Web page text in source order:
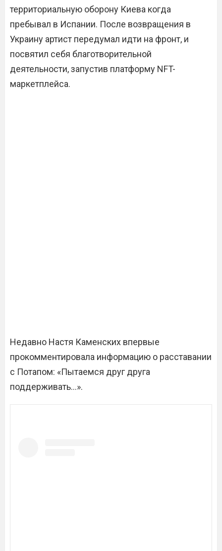
территориальную оборону Киева когда
пребывал в Испании. После возвращения в
Украину артист передумал идти на фронт, и
посвятил себя благотворительной
деятельности, запустив платформу NFT-
маркетплейса.
Недавно Настя Каменских впервые
прокомментировала информацию о расставании
с Потапом: «Пытаемся друг друга
поддерживать…».